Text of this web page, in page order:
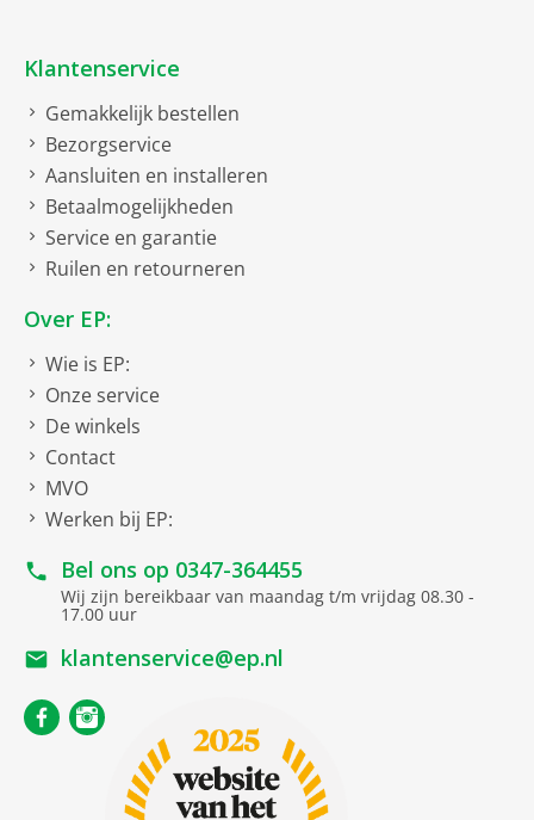
Klantenservice
Gemakkelijk bestellen
Bezorgservice
Aansluiten en installeren
Betaalmogelijkheden
Service en garantie
Ruilen en retourneren
Over EP:
Wie is EP:
Onze service
De winkels
Contact
MVO
Werken bij EP:
Bel ons op 0347-364455
Wij zijn bereikbaar van maandag t/m vrijdag 08.30 -
17.00 uur
klantenservice@ep.nl